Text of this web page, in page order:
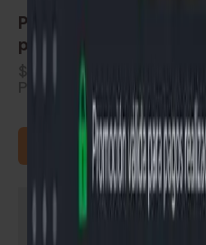
Piso flotante Alto
por m² caja de 1.91m²
Precio por m². Se vende
AGREGAR
SIN STOCK